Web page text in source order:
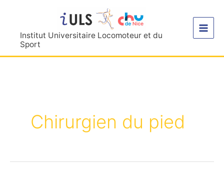
contenuInstitut Universitaire Locomoteur et du
Sport
Chirurgien du pied